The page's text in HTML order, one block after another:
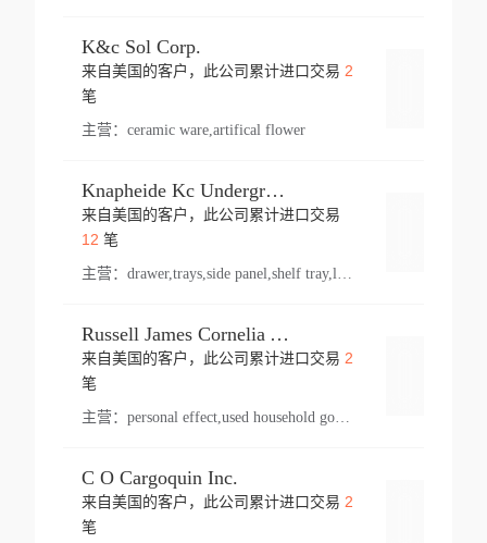
K&c Sol Corp.
来自美国的客户，此公司累计进口交易 2
笔
主营： ceramic ware,artifical flower
Knapheide Kc Underground
来自美国的客户，此公司累计进口交易
12 笔
主营：
Russell James Cornelia Arlington Va
来自美国的客户，此公司累计进口交易 2
笔
主营： personal effect,used household goods
C O Cargoquin Inc.
来自美国的客户，此公司累计进口交易 2
笔